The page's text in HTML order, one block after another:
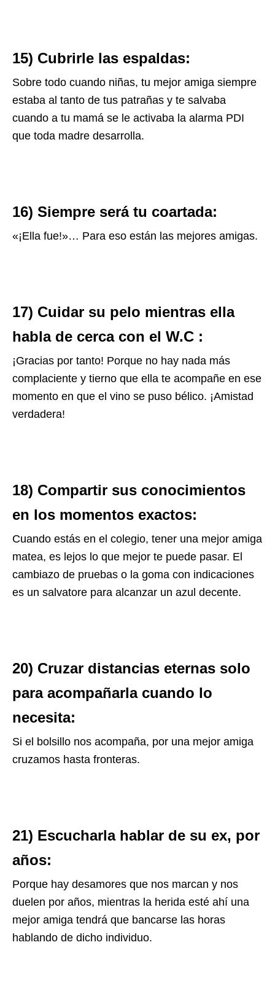
15) Cubrirle las espaldas:
Sobre todo cuando niñas, tu mejor amiga siempre
estaba al tanto de tus patrañas y te salvaba
cuando a tu mamá se le activaba la alarma PDI
que toda madre desarrolla.
16) Siempre será tu coartada:
«¡Ella fue!»… Para eso están las mejores amigas.
17) Cuidar su pelo mientras ella
habla de cerca con el W.C :
¡Gracias por tanto! Porque no hay nada más
complaciente y tierno que ella te acompañe en ese
momento en que el vino se puso bélico. ¡Amistad
verdadera!
18) Compartir sus conocimientos
en los momentos exactos:
Cuando estás en el colegio, tener una mejor amiga
matea, es lejos lo que mejor te puede pasar. El
cambiazo de pruebas o la goma con indicaciones
es un salvatore para alcanzar un azul decente.
20) Cruzar distancias eternas solo
para acompañarla cuando lo
necesita:
Si el bolsillo nos acompaña, por una mejor amiga
cruzamos hasta fronteras.
21) Escucharla hablar de su ex, por
años:
Porque hay desamores que nos marcan y nos
duelen por años, mientras la herida esté ahí una
mejor amiga tendrá que bancarse las horas
hablando de dicho individuo.